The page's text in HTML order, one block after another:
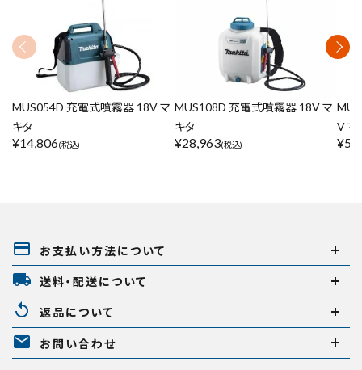
MUS054D 充電式噴霧器 18V マ
キタ
¥14,806(税込)
MUS108D 充電式噴霧器 18V マ
キタ
¥28,963(税込)
V マ
¥
payment お支払い方法について
local_shipping 送料・配送について
replay 返品について
mail お問い合わせ